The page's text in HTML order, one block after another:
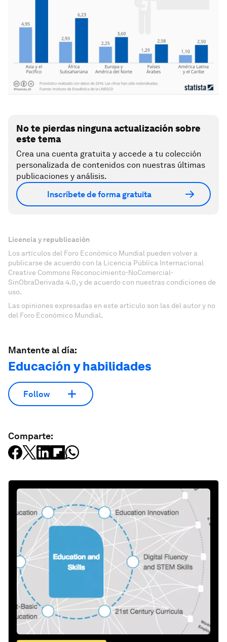
No te pierdas ninguna actualización sobre
este tema
Crea una cuenta gratuita y accede a tu colección
personalizada de contenidos con nuestras últimas
publicaciones y análisis.
Inscríbete de forma gratuita
Licencia y republicación
Los artículos del Foro Económico Mundial pueden volver a
publicarse de acuerdo con la Licencia Pública Internacional
Creative Commons Reconocimiento-NoComercial-
SinObraDerivada 4.0, y de acuerdo con nuestras condiciones de
uso.
Las opiniones expresadas en este artículo son las del autor y no
del Foro Económico Mundial.
Mantente al día:
Educación y habilidades
Follow
Comparte: